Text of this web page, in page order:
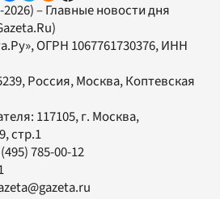
– Главные новости дня
, ОГРН 1067761730376, ИНН
Россия, Москва, Коптевская
117105, г. Москва,
стр.1
785-00-12